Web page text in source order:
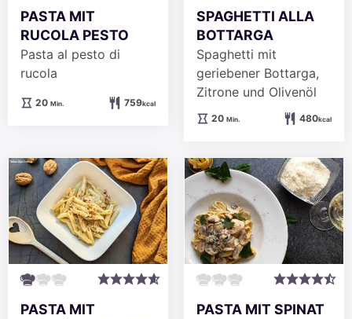
PASTA MIT
RUCOLA PESTO
Pasta al pesto di
rucola
20Minuten
Min. 759kcal
SPAGHETTI ALLA
BOTTARGA
Spaghetti mit
geriebener Bottarga,
Zitrone und Olivenöl
20Minuten
Min. 480kcal
PASTA MIT
PASTA MIT SPINAT